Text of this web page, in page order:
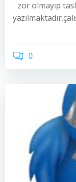
zor olmayıp
0